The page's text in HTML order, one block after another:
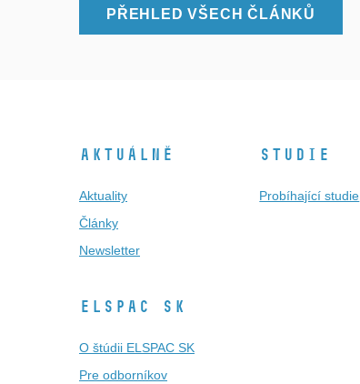
PŘEHLED VŠECH ČLÁNKŮ
Aktuálně
Aktuality
Články
Newsletter
Studie
Probíhající studie
ELSPAC SK
O štúdii ELSPAC SK
Pre odborníkov